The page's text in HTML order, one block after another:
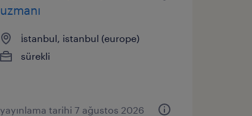
uzmanı
i̇stanbul, istanbul (europe)
sürekli
yayınlama tarihi 7 ağustos 2026